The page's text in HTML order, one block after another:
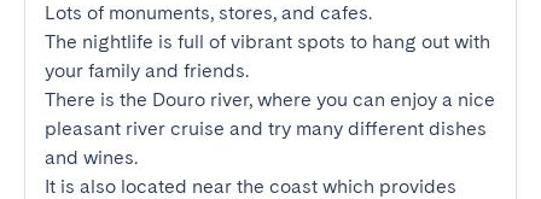
Lots of monuments, stores, and cafes.
The nightlife is full of vibrant spots to hang out with
your family and friends.
There is the Douro river, where you can enjoy a nice
pleasant river cruise and try many different dishes
and wines.
It is also located near the coast which provides